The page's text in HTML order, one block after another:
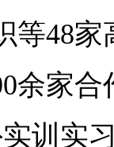
等48
余家
训实